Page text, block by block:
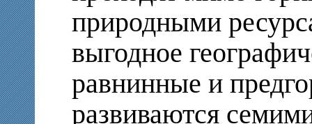
природными
выгодное
равнинные и
развиваются